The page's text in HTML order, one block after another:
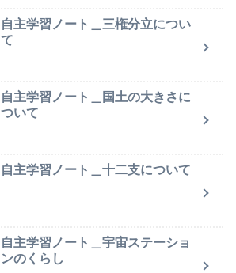
自主学習ノート＿三権分立につい
て
自主学習ノート＿国土の大きさに
ついて
自主学習ノート＿十二支について
自主学習ノート＿宇宙ステーショ
ンのくらし